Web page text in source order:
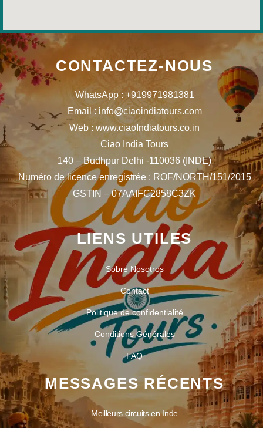
CONTACTEZ-NOUS
WhatsApp : +919971981381
Email : info@ciaoindiatours.com
Web : www.ciaoIndiatours.co.in
Ciao India Tours
140 – Budhpur Delhi -110036 (INDE)
Numéro de licence enregistrée : ROF/NORTH/151/2015
GSTIN – 07AAIFC2858C3ZK
LIENS UTILES
Sobre Nosotros
Contact
Politique de confidentialité
Conditions Générales
FAQ
MESSAGES RÉCENTS
Meilleurs circuits en Inde